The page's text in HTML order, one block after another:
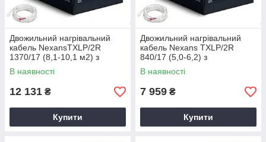
Двожильний нагрівальний
кабель NexansTXLP/2R
1370/17 (8,1-10,1 м2) з
терморегулятором Е51
В наявності
12 131 ₴
Купити
Двожильний нагрівальний
кабель Nexans TXLP/2R
840/17 (5,0-6,2) з
терморегулятором Е51
В наявності
7 959 ₴
Купити